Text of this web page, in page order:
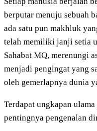
berputar menuju sebuah
ada satu pun makhluk
telah memiliki janji setia
Sahabat MQ, merenungi
menjadi pengingat yang
oleh gemerlapnya dunia
Terdapat ungkapan
pentingnya pengenalan